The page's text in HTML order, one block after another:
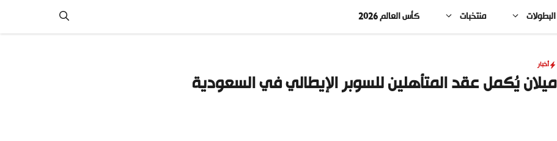
البطولات منتخبات كأس العالم 2026
أخبار
ميلان يُكمل عقد المتأهلين للسوبر الإيطالي في السعودية